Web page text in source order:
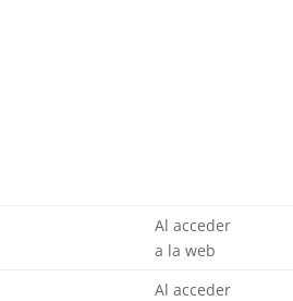
Al acceder
a la web
Al acceder